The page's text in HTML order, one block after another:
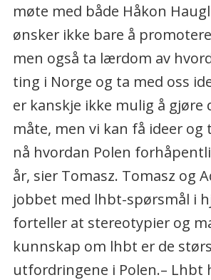
møte med både Håkon
ønsker ikke bare å
men også ta lærdom av
ting i Norge og ta med oss
er kanskje ikke mulig å gjøre
måte, men vi kan få ideer og
nå hvordan Polen
år, sier Tomasz. Tomasz og
jobbet med lhbt-spørsmål i
forteller at stereotypier og
kunnskap om lhbt er de
utfordringene i Polen.– Lhbt